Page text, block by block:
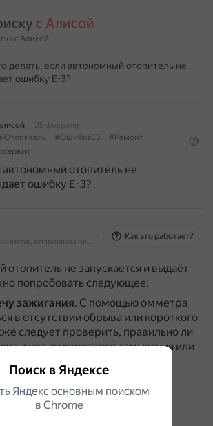
с Алисой
с Алисой
делать, если автономный отопитель не
ошибку Е-3?
28 февраля
#ОшибкаЕ3
#Ремонт
автономный отопитель не
ошибку Е-3?
На основе источников, возможны неточности
Как это работает?
отопитель не запускается и выдаёт
попробовать следующее:
зажигания. С помощью омметра
в отсутствии обрыва или короткого
следует проверить, правильно ли
и нет ли короткого замыкания или
топливопровода
насосе.Также нужно
и газоотводящий
Поиск в Яндексе
Яндекс основным поиском
в Сhrome